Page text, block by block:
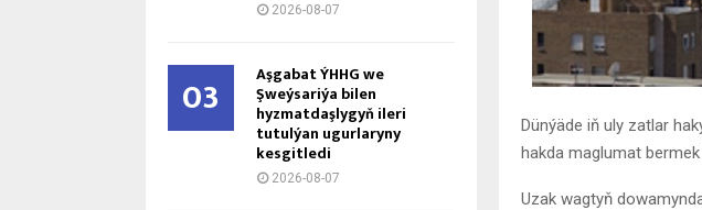
Dünýäde iň uly zatlar
hakda maglumat bermek
Uzak wagtyň
2026-08-07
03 Aşgabat ÝHHG we
Şweýsariýa bilen
hyzmatdaşlygyň ileri
tutulýan ugurlaryny
kesgitledi
2026-08-07